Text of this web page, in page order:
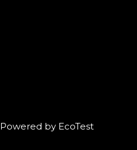
Powered by EcoTest